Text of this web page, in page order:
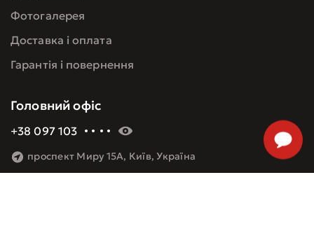
Фотогалерея
Доставка і оплата
Гарантія і повернення
Головний офіс
+38 097 103 60 09
проспект Миру 15А, Київ, Україна